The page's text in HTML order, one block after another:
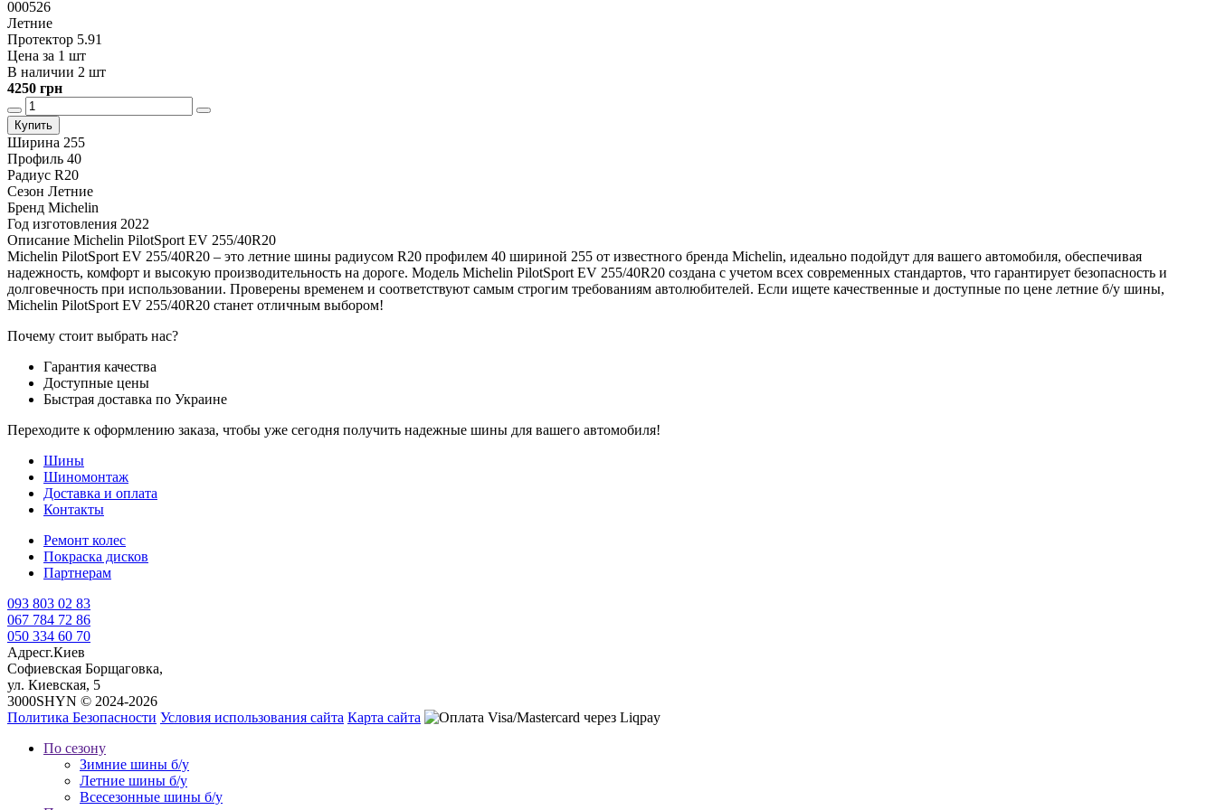
000526
Летние
Протектор 5.91
Цена за 1 шт
В наличии 2 шт
4250 грн
Купить
Ширина 255
Профиль 40
Радиус R20
Сезон Летние
Бренд Michelin
Год изготовления 2022
Описание Michelin PilotSport EV 255/40R20
Michelin PilotSport EV 255/40R20 – это летние шины радиусом R20 профилем 40 шириной 255 от известного бренда Michelin, идеально подойдут для вашего автомобиля, обеспечивая
надежность, комфорт и высокую производительность на дороге. Модель Michelin PilotSport EV 255/40R20 создана с учетом всех современных стандартов, что гарантирует безопасность и
долговечность при использовании. Проверены временем и соответствуют самым строгим требованиям автолюбителей. Если ищете качественные и доступные по цене летние б/у шины,
Michelin PilotSport EV 255/40R20 станет отличным выбором!
Почему стоит выбрать нас?
Гарантия качества
Доступные цены
Быстрая доставка по Украине
Переходите к оформлению заказа, чтобы уже сегодня получить надежные шины для вашего автомобиля!
Шины
Шиномонтаж
Доставка и оплата
Контакты
Ремонт колес
Покраска дисков
Партнерам
093 803 02 83
067 784 72 86
050 334 60 70
Адресг.Киев
Софиевская Борщаговка,
ул. Киевская, 5
3000SHYN © 2024-2026
Политика Безопасности Условия использования сайта Карта сайта
По сезону
Зимние шины б/у
Летние шины б/у
Всесезонные шины б/у